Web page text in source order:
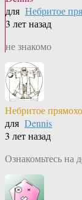
для Небритое
3 лет назад
не знакомо
Небритое
для Dennis
3 лет назад
Ознакомьтесь на